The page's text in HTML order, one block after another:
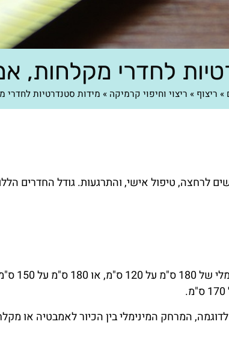
לחדרי מקלחות,
» ריצוף » ריצוי וחיפוי קרמיקה » מידות סטנדרטיות לחדרי
טיפול אישי, והתרגעות. גודל החדרים
על פי תקנות